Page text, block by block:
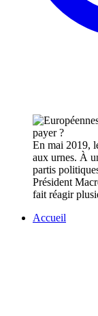
En mai 2019,
aux urnes. À
partis
Président
fait réagir
Accueil